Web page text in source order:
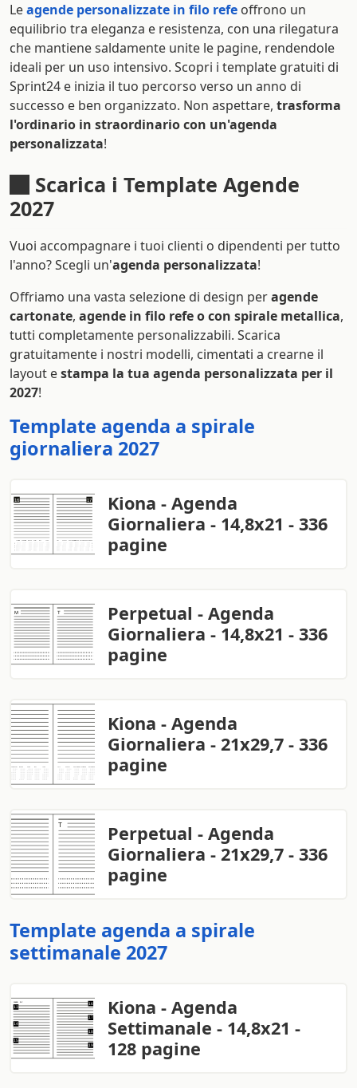
Leagende personalizzate in filo refe offrono un
equilibrio tra eleganza e resistenza, con una rilegatura
che mantiene saldamente unite le pagine, rendendole
ideali per un uso intensivo. Scopri i template gratuiti di
Sprint24 e inizia il tuo percorso verso un anno di
successo e ben organizzato. Non aspettare, trasforma
l'ordinario in straordinario con un'agenda
personalizzata!
Scarica i Template Agende
2027
Vuoi accompagnare i tuoi clienti o dipendenti per tutto
l'anno? Scegli un'agenda personalizzata!
Offriamo una vasta selezione di design peragende
cartonate, agende in filo refe o con spirale metallica,
tutti completamente personalizzabili. Scarica
gratuitamente i nostri modelli, cimentati a crearne il
layout estampa la tua agenda personalizzata per il
2027!
Template agenda a spirale
giornaliera 2027
Kiona - Agenda
Giornaliera - 14,8x21 - 336
pagine
Perpetual - Agenda
Giornaliera - 14,8x21 - 336
pagine
Kiona - Agenda
Giornaliera - 21x29,7 - 336
pagine
Perpetual - Agenda
Giornaliera - 21x29,7 - 336
pagine
Template agenda a spirale
settimanale 2027
Kiona - Agenda
Settimanale - 14,8x21 -
128 pagine